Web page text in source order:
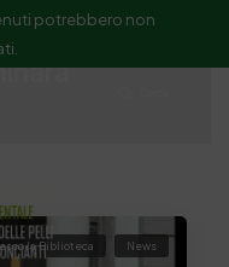
potrebbero non
la Biblioteca News